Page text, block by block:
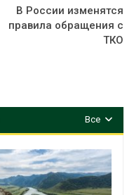
В России изменятся
правила обращения с
ТКО
Все